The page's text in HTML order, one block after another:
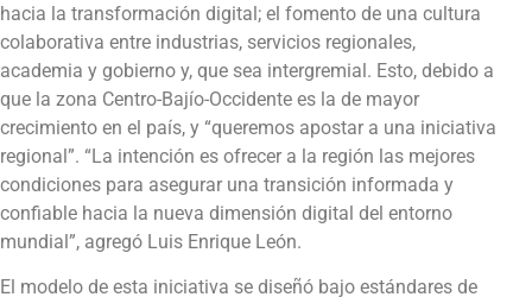
hacia la transformación digital; el fomento de una cultura
colaborativa entre industrias, servicios regionales,
academia y gobierno y, que sea intergremial. Esto, debido a
que la zona Centro-Bajío-Occidente es la de mayor
crecimiento en el país, y “queremos apostar a una iniciativa
regional”. “La intención es ofrecer a la región las mejores
condiciones para asegurar una transición informada y
confiable hacia la nueva dimensión digital del entorno
mundial”, agregó Luis Enrique León.
El modelo de esta iniciativa se diseñó bajo estándares de